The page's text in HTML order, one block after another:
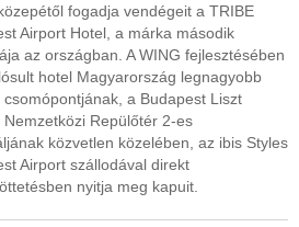
fogadja vendégeit a TRIBE
Airport Hotel, a márka második
az országban. A WING fejlesztésében
hotel Magyarország legnagyobb
csomópontjának, a Budapest Liszt
Nemzetközi Repülőtér 2-es
közvetlen közelében, az ibis Styles
Airport szállodával direkt
nyitja meg kapuit.